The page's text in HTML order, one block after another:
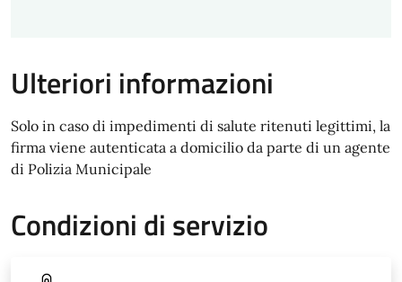
Ulteriori informazioni
Solo in caso di impedimenti di salute ritenuti legittimi, la
firma viene autenticata a domicilio da parte di un agente
di Polizia Municipale
Condizioni di servizio